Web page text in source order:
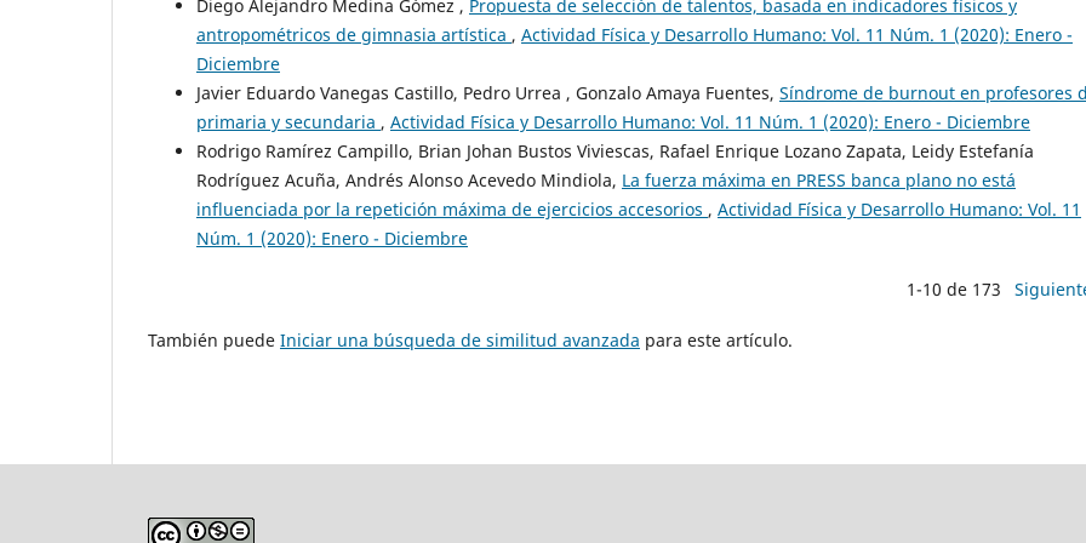
Diego Alejandro Medina Gómez , Propuesta de selección de talentos, basada en indicadores físicos y
antropométricos de gimnasia artística , Actividad Física y Desarrollo Humano: Vol. 11 Núm. 1 (2020): Enero -
Diciembre
Javier Eduardo Vanegas Castillo, Pedro Urrea , Gonzalo Amaya Fuentes, Síndrome de burnout en profesores
primaria y secundaria , Actividad Física y Desarrollo Humano: Vol. 11 Núm. 1 (2020): Enero - Diciembre
Rodrigo Ramírez Campillo, Brian Johan Bustos Viviescas, Rafael Enrique Lozano Zapata, Leidy Estefanía
Rodríguez Acuña, Andrés Alonso Acevedo Mindiola, La fuerza máxima en PRESS banca plano no está
influenciada por la repetición máxima de ejercicios accesorios , Actividad Física y Desarrollo Humano: Vol. 11
Núm. 1 (2020): Enero - Diciembre
1-10 de 173
También puede Iniciar una búsqueda de similitud avanzada para este artículo.